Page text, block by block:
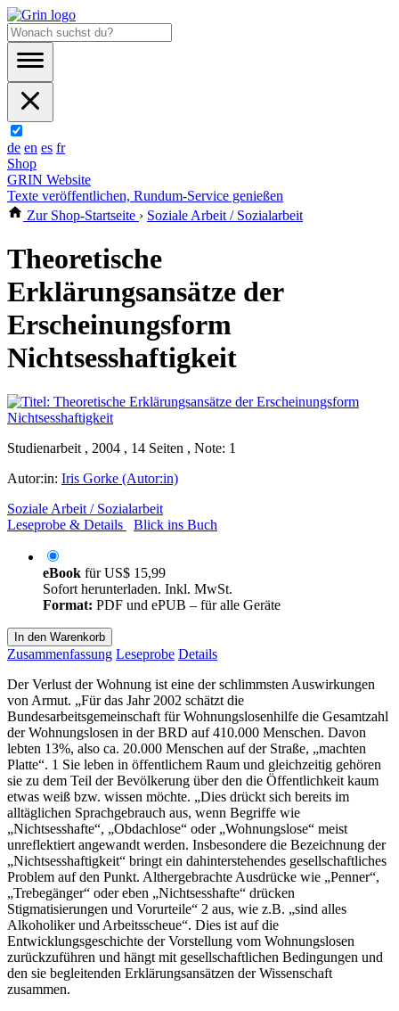
de en es fr
Shop
GRIN Website
Texte veröffentlichen, Rundum-Service genießen
Zur Shop-Startseite › Soziale Arbeit / Sozialarbeit
Theoretische
Erklärungsansätze der
Erscheinungsform
Nichtsesshaftigkeit
Studienarbeit , 2004 , 14 Seiten , Note: 1
Autor:in: Iris Gorke (Autor:in)
Soziale Arbeit / Sozialarbeit
Leseprobe & Details
Blick ins Buch
eBook fürUS$ 15,99
Sofort herunterladen. Inkl. MwSt.
Format: PDF und ePUB – für alle Geräte
In den Warenkorb
Zusammenfassung Leseprobe Details
Der Verlust der Wohnung ist eine der schlimmsten Auswirkungen
von Armut. „Für das Jahr 2002 schätzt die
Bundesarbeitsgemeinschaft für Wohnungslosenhilfe die Gesamtzahl
der Wohnungslosen in der BRD auf 410.000 Menschen. Davon
lebten 13%, also ca. 20.000 Menschen auf der Straße, „machten
Platte“. 1 Sie leben in öffentlichem Raum und gleichzeitig gehören
sie zu dem Teil der Bevölkerung über den die Öffentlichkeit kaum
etwas weiß bzw. wissen möchte. „Dies drückt sich bereits im
alltäglichen Sprachgebrauch aus, wenn Begriffe wie
„Nichtsesshafte“, „Obdachlose“ oder „Wohnungslose“ meist
unreflektiert angewandt werden. Insbesondere die Bezeichnung der
„Nichtsesshaftigkeit“ bringt ein dahinterstehendes gesellschaftliches
Problem auf den Punkt. Althergebrachte Ausdrücke wie „Penner“,
„Trebegänger“ oder eben „Nichtsesshafte“ drücken
Stigmatisierungen und Vorurteile“ 2 aus, wie z.B. „sind alles
Alkoholiker und Arbeitsscheue“. Dies ist auf die
Entwicklungsgeschichte der Vorstellung vom Wohnungslosen
zurückzuführen und hängt mit gesellschaftlichen Bedingungen und
den sie begleitenden Erklärungsansätzen der Wissenschaft
zusammen.